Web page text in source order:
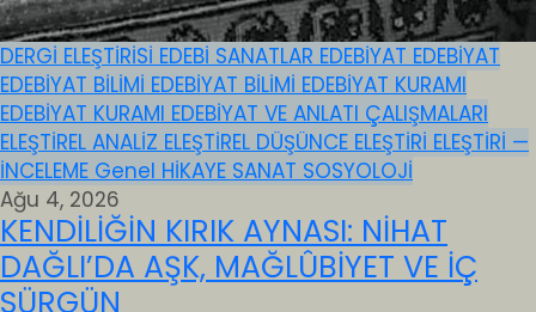
DERGİ ELEŞTİRİSİ EDEBİ SANATLAR EDEBİYAT EDEBİYAT
EDEBİYAT BİLİMİ EDEBİYAT BİLİMİ EDEBİYAT KURAMI
EDEBİYAT KURAMI EDEBİYAT VE ANLATI ÇALIŞMALARI
ELEŞTİREL ANALİZ ELEŞTİREL DÜŞÜNCE ELEŞTİRİ ELEŞTİRİ —
İNCELEME Genel HİKAYE SANAT SOSYOLOJİ
Ağu 4, 2026
KENDİLİĞİN KIRIK AYNASI: NİHAT
DAĞLI’DA AŞK, MAĞLÛBİYET VE İÇ
SÜRGÜN